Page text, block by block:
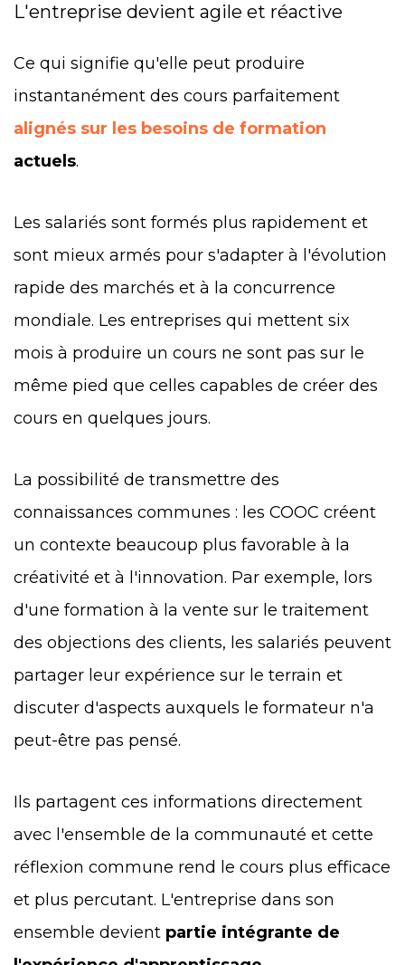
L'entreprise devient agile et réactive
Ce qui signifie qu'elle peut produire
instantanément des cours parfaitement
alignés sur les besoins de formation
actuels.
Les salariés sont formés plus rapidement et
sont mieux armés pour s'adapter à l'évolution
rapide des marchés et à la concurrence
mondiale. Les entreprises qui mettent six
mois à produire un cours ne sont pas sur le
même pied que celles capables de créer des
cours en quelques jours.
La possibilité de transmettre des
connaissances communes : les COOC créent
un contexte beaucoup plus favorable à la
créativité et à l'innovation. Par exemple, lors
d'une formation à la vente sur le traitement
des objections des clients, les salariés peuvent
partager leur expérience sur le terrain et
discuter d'aspects auxquels le formateur n'a
peut-être pas pensé.
Ils partagent ces informations directement
avec l'ensemble de la communauté et cette
réflexion commune rend le cours plus efficace
et plus percutant. L'entreprise dans son
ensemble devient partie intégrante de